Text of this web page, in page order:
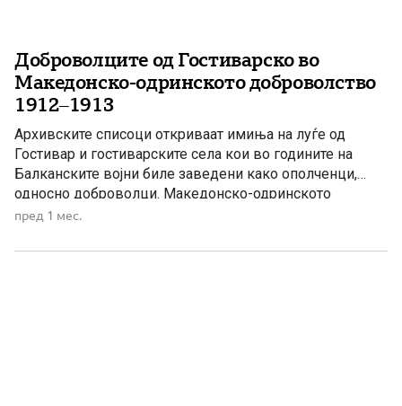
Доброволците од Гостиварско во
Македонско-одринското доброволство
1912–1913
Архивските списоци откриваат имиња на луѓе од
Гостивар и гостиварските села кои во годините на
Балканските војни биле заведени како ополченци,
односно доброволци. Македонско-одринското
доброволство, во бугарската историографија познато
воена формација во рамките на бугарската армија за
пред 1 мес.